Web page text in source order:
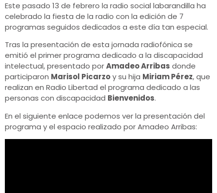
Este pasado 13 de febrero la radio social labarandilla ha
celebrado la fiesta de la radio con la edición de 7
programas seguidos dedicados a este día tan especial.
Tras la presentación de esta jornada radiofónica se
emitió el primer programa dedicado a la discapacidad
intelectual, presentado porAmadeo Arribas donde
participaron Marisol Picarzoy su hija Miriam Pérez, que
realizan en Radio Libertad el programa dedicado a las
personas con discapacidad Bienvenidos.
En el siguiente enlace podemos ver la presentación del
programa y el espacio realizado por Amadeo Arribas: